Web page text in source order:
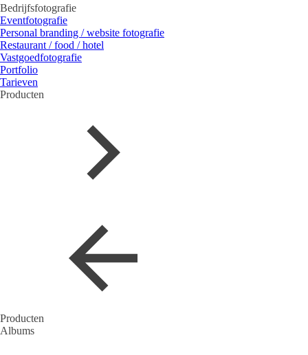
Bedrijfsfotografie
Eventfotografie
Personal branding / website fotografie
Restaurant / food / hotel
Vastgoedfotografie
Portfolio
Tarieven
Producten
Producten
Albums